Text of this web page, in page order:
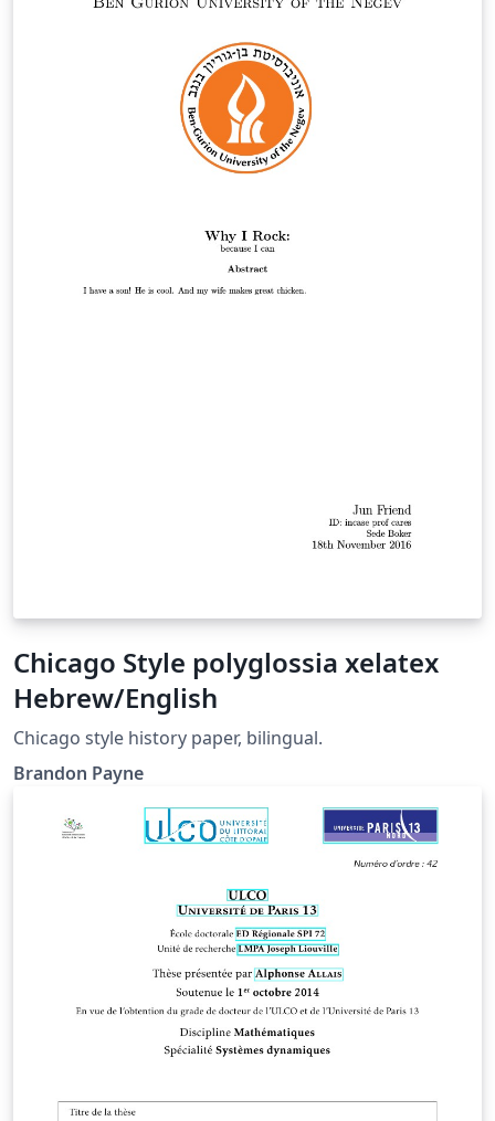
package documentation. The pgfgantt package
provides many useful macros for generating the
calendar for the Gantt chart for either absolute or
relative dates. It also provides macros for grouping and
linking tasks, and for full control over the styling of the
Chicago Style polyglossia xelatex
Hebrew/English
Chicago style history paper, bilingual.
Brandon Payne